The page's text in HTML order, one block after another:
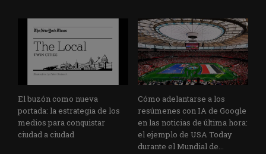
El buzón como nueva
portada: la estrategia de los
medios para conquistar
ciudad a ciudad
Cómo adelantarse a los
resúmenes con IA de Google
en las noticias de última hora:
el ejemplo de USA Today
durante el Mundial de...